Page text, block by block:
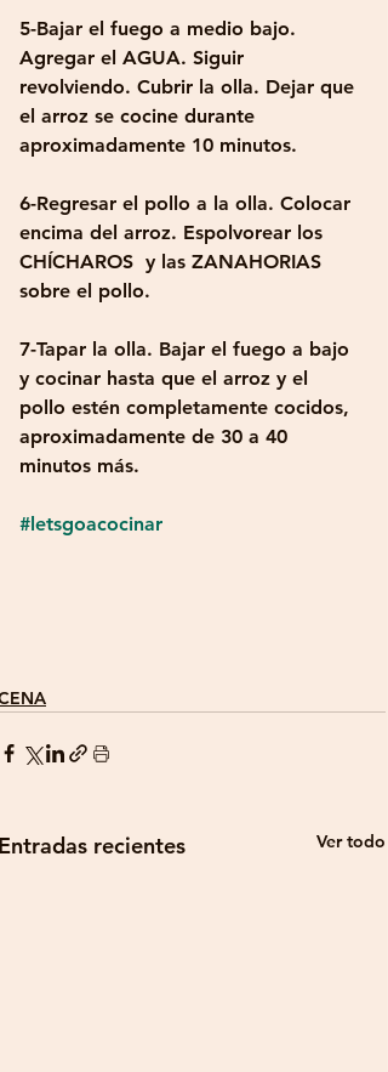
5-Bajar el fuego a medio bajo.
Agregar el AGUA. Siguir
revolviendo. Cubrir la olla. Dejar que
el arroz se cocine durante
aproximadamente 10 minutos.
6-Regresar el pollo a la olla. Colocar
encima del arroz. Espolvorear los
CHÍCHAROS  y las ZANAHORIAS
sobre el pollo.
7-Tapar la olla. Bajar el fuego a bajo
y cocinar hasta que el arroz y el
pollo estén completamente cocidos,
aproximadamente de 30 a 40
minutos más.
#letsgoacocinar
recientes Ver todo